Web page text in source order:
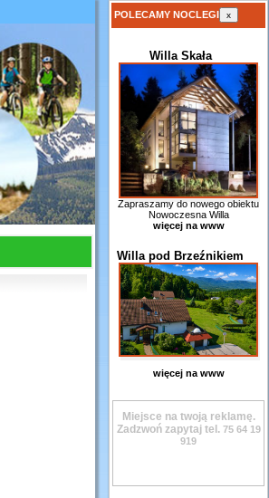
POLECAMY NOCLEGI x
Willa Skała
Zapraszamy do nowego obiektu
Nowoczesna Willa
więcej na www
Willa pod Brzeźnikiem
więcej na www
Miejsce na twoją reklamę.
Zadzwoń zapytaj tel. 75 64 19
919